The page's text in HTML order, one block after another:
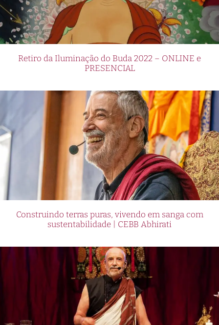
Retiro da Iluminação do Buda 2022 – ONLINE e
PRESENCIAL
Construindo terras puras, vivendo em sanga com
sustentabilidade | CEBB Abhirati